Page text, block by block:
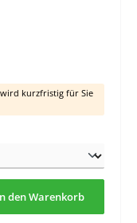
kurzfristig für Sie
benutze die Schaltflächen um
den Warenkorb